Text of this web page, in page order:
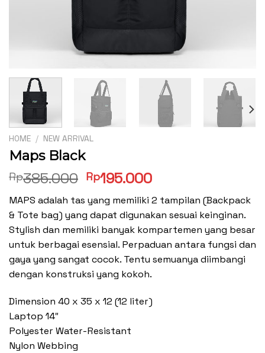
HOME / NEW ARRIVAL
Maps Black
Rp385.000 Original
was:
Rp385.000.
Rp195.000Current
is:
Rp195.000.
MAPS adalah tas yang memiliki 2 tampilan (Backpack
& Tote bag) yang dapat digunakan sesuai keinginan.
Stylish dan memiliki banyak kompartemen yang besar
untuk berbagai esensial. Perpaduan antara fungsi dan
gaya yang sangat cocok. Tentu semuanya diimbangi
dengan konstruksi yang kokoh.
Dimension 40 x 35 x 12 (12 liter)
Laptop 14″
Polyester Water-Resistant
Nylon Webbing